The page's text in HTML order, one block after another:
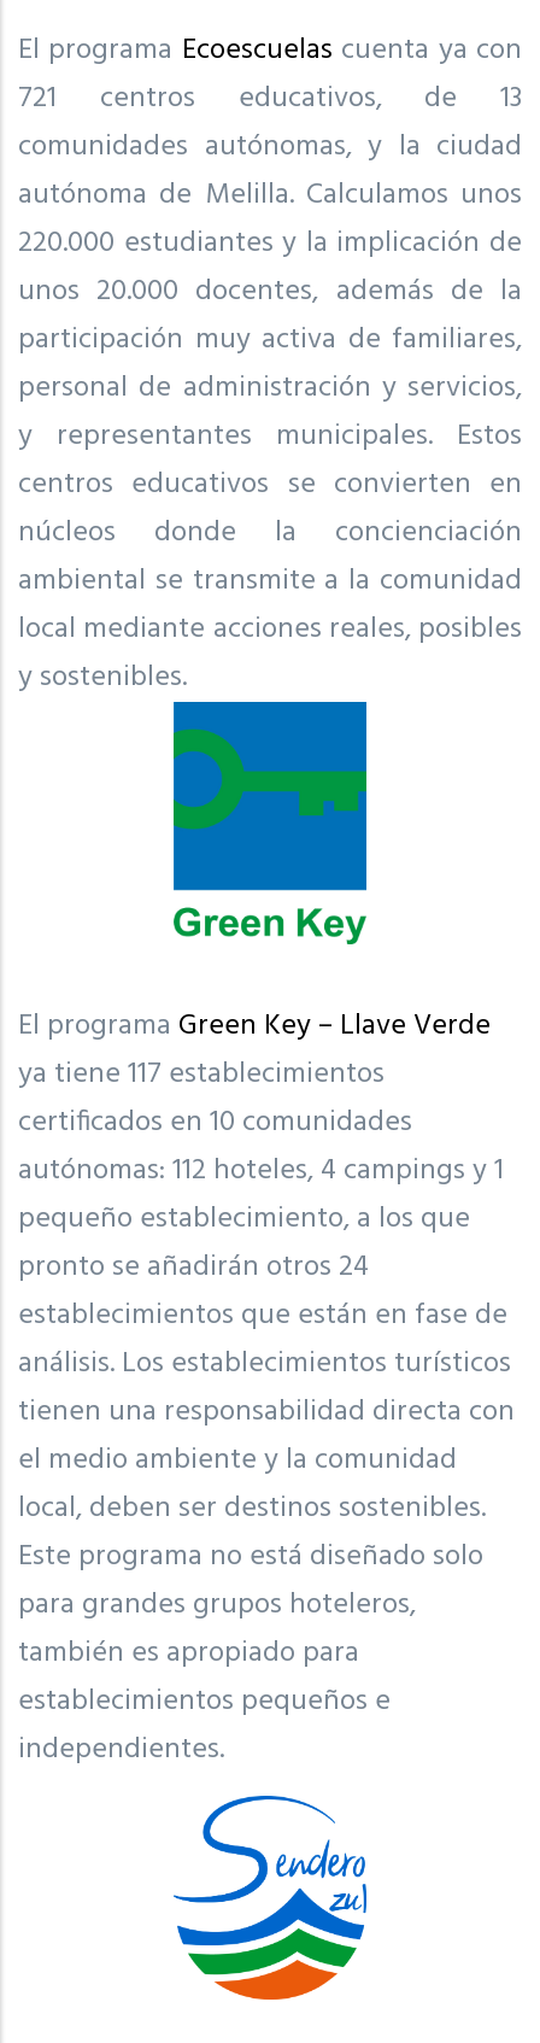
El programa Ecoescuelas cuenta ya con
721 centros educativos, de 13
comunidades autónomas, y la ciudad
autónoma de Melilla. Calculamos unos
220.000 estudiantes y la implicación de
unos 20.000 docentes, además de la
participación muy activa de familiares,
personal de administración y servicios,
y representantes municipales. Estos
centros educativos se convierten en
núcleos donde la concienciación
ambiental se transmite a la comunidad
local mediante acciones reales, posibles
y sostenibles.
El programa Green Key – Llave Verde
ya tiene 117 establecimientos
certificados en 10 comunidades
autónomas: 112 hoteles, 4 campings y 1
pequeño establecimiento, a los que
pronto se añadirán otros 24
establecimientos que están en fase de
análisis. Los establecimientos turísticos
tienen una responsabilidad directa con
el medio ambiente y la comunidad
local, deben ser destinos sostenibles.
Este programa no está diseñado solo
para grandes grupos hoteleros,
también es apropiado para
establecimientos pequeños e
independientes.